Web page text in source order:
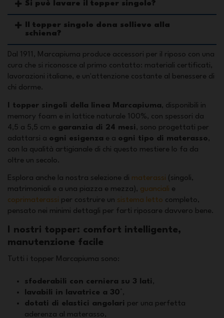
Si può lavare il topper singolo?
Il topper singolo dona sollievo alla
schiena?
Dal 1911, Marcapiuma produce accessori per il riposo con una
cura che si riconosce al primo contatto: materiali certificati,
lavorazioni italiane, e un'attenzione costante al benessere di
chi dorme.
I topper singoli della linea Marcapiuma, disponibili in
memory foam e in lattice naturale 100%, con spessori da
4,5 a 5,5 cm e garanzia di 24 mesi, sono progettati per
adattarsi a ogni esigenza e a ogni tipo di materasso,
con la qualità artigianale di chi questo mestiere lo fa da
oltre un secolo.
Esplora anche la nostra selezione di materassi (singoli,
matrimoniali e a una piazza e mezza), guanciali e
coprimaterassi per costruire un sistema letto completo,
pensato nei minimi dettagli per farti riposare davvero bene.
I nostri topper: comfort intelligente,
manutenzione facile
Tutti i topper Marcapiuma sono:
sfoderabili con cerniera su 3 lati,
lavabili in lavatrice a 30°,
dotati di elastici angolari per una perfetta
aderenza al materasso,